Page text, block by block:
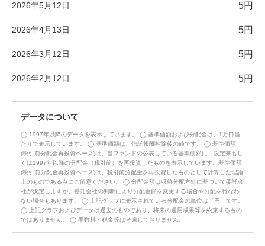
2026年5月12日 5円
2026年4月13日 5円
2026年3月12日 5円
2026年2月12日 5円
データについて
1997年以降のデータを表示しています。
基準価額および分配金は、1万口当
たりで表示しています。
基準価額は、信託報酬控除後の値です。
基準価額
(税引前分配金再投資ベース)は、当ファンドの公表している基準価額に、設定来もし
くは1997年以降の分配金（税引前）を再投資したものを表示しています。基準価額
(税引前分配金再投資ベース)は、税引前分配金を再投資したものとして計算した理論
上のものである点にご留意ください。
分配金額は収益分配方針に基づいて委託会
社が決定しますが、委託会社の判断により分配金額を変更する場合や分配を行なわ
ない場合もあります。
上記グラフに表示されている分配金の単位は「円」です。
上記グラフおよびデータは過去のものであり、将来の運用成果等を約束するもの
ではありません。
手数料・税金等は考慮しておりません。